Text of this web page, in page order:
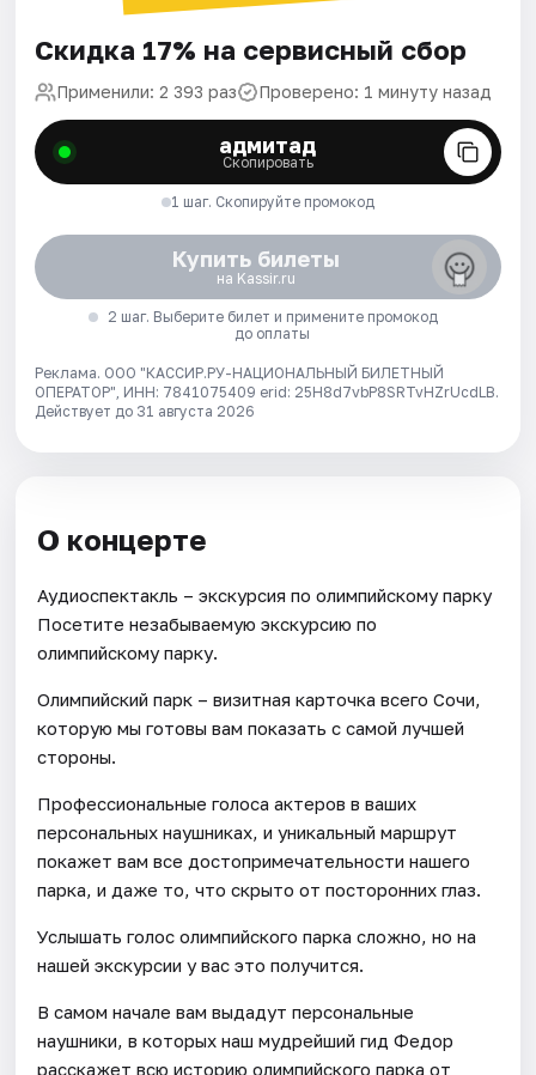
Скидка 17% на сервисный сбор
Применили: 2 393 раз Проверено: 1 минуту назад
адмитад
Скопировать
1 шаг. Скопируйте промокод
Купить билеты
на Kassir.ru
2 шаг. Выберите билет и примените промокод
до оплаты
Реклама. ООО "КАССИР.РУ-НАЦИОНАЛЬНЫЙ БИЛЕТНЫЙ
ОПЕРАТОР", ИНН: 7841075409 erid: 25H8d7vbP8SRTvHZrUcdLB.
Действует до 31 августа 2026
О концерте
Аудиоспектакль – экскурсия по олимпийскому парку
Посетите незабываемую экскурсию по
олимпийскому парку.
Олимпийский парк – визитная карточка всего Сочи,
которую мы готовы вам показать с самой лучшей
стороны.
Профессиональные голоса актеров в ваших
персональных наушниках, и уникальный маршрут
покажет вам все достопримечательности нашего
парка, и даже то, что скрыто от посторонних глаз.
Услышать голос олимпийского парка сложно, но на
нашей экскурсии у вас это получится.
В самом начале вам выдадут персональные
наушники, в которых наш мудрейший гид Федор
расскажет всю историю олимпийского парка от